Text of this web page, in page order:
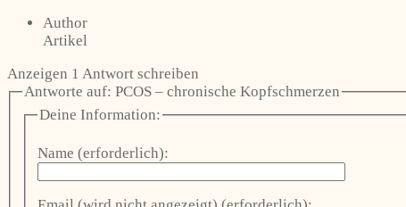
Author
Artikel
Anzeigen 1 Antwort schreiben
Antworte auf: PCOS – chronische Kopfschmerzen
Deine Information:
Name (erforderlich):